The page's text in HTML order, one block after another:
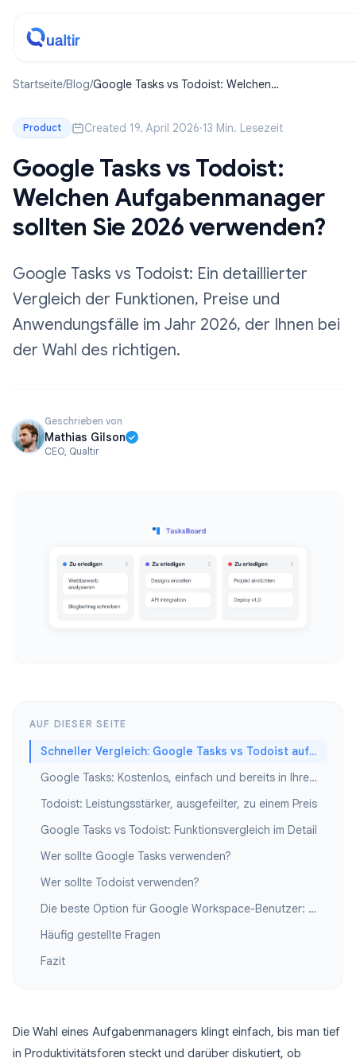
Startseite/Blog/Google Tasks vs Todoist: Welchen
Product Created 19. April 2026·13 Min. Lesezeit
Google Tasks vs Todoist:
Welchen Aufgabenmanager
sollten Sie 2026 verwenden?
Google Tasks vs Todoist: Ein detaillierter
Vergleich der Funktionen, Preise und
Anwendungsfälle im Jahr 2026, der Ihnen bei
der Wahl des richtigen.
Geschrieben von
Mathias Gilson
CEO, Qualtir
AUF DIESER SEITE
Schneller Vergleich: Google Tasks vs Todoist auf einen Blick
Google Tasks: Kostenlos, einfach und bereits in Ihrem Google-Konto
Todoist: Leistungsstärker, ausgefeilter, zu einem Preis
Google Tasks vs Todoist: Funktionsvergleich im Detail
Wer sollte Google Tasks verwenden?
Wer sollte Todoist verwenden?
Die beste Option für Google Workspace-Benutzer: Google Tasks + TasksBoard
Häufig gestellte Fragen
Fazit
Die Wahl eines Aufgabenmanagers klingt einfach, bis man tief
in Produktivitätsforen steckt und darüber diskutiert, ob